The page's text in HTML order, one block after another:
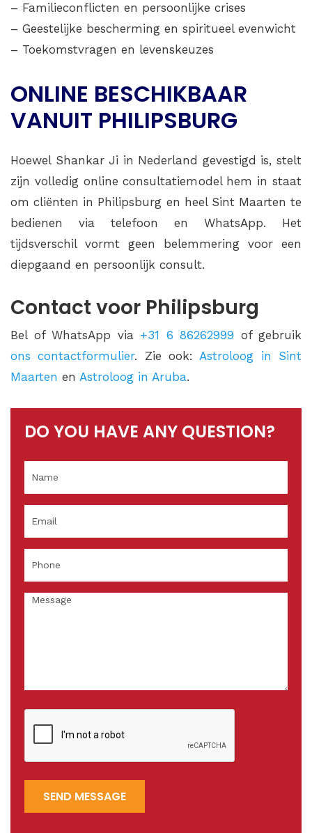
– Familieconflicten en persoonlijke crises
– Geestelijke bescherming en spiritueel evenwicht
– Toekomstvragen en levenskeuzes
ONLINE BESCHIKBAAR
VANUIT PHILIPSBURG
Hoewel Shankar Ji in Nederland gevestigd is, stelt
zijn volledig online consultatiemodel hem in staat
om cliënten in Philipsburg en heel Sint Maarten te
bedienen via telefoon en WhatsApp. Het
tijdsverschil vormt geen belemmering voor een
diepgaand en persoonlijk consult.
Contact voor Philipsburg
Bel of WhatsApp via +31 6 86262999 of gebruik
ons contactformulier. Zie ook:Astroloog in Sint
Maarten en Astroloog in Aruba.
DO YOU HAVE ANY QUESTION?
SEND MESSAGE